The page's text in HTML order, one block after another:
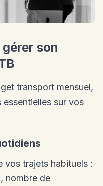
son
transport mensuel,
sur vos
vos trajets habituels :
nombre de